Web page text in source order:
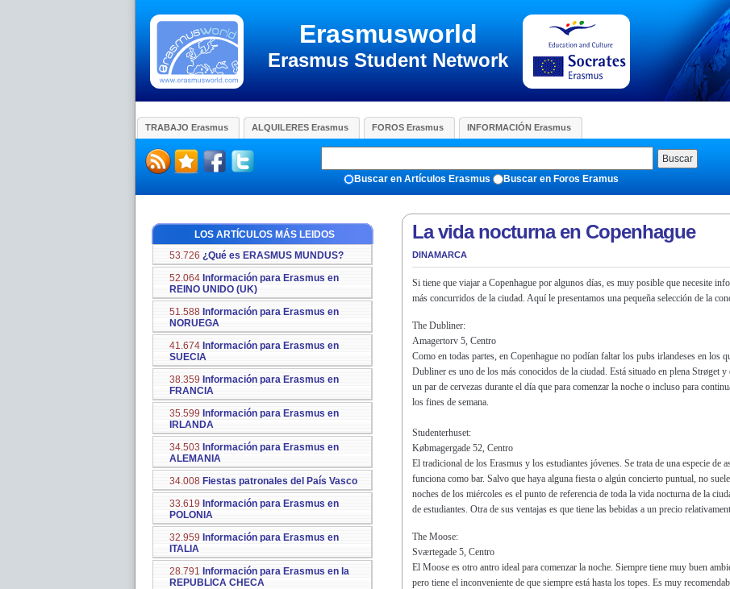
Erasmusworld
Erasmus Student Network
TRABAJO Erasmus ALQUILERES Erasmus FOROS Erasmus INFORMACIÓN Erasmus
Buscar
Buscar en Artículos Erasmus
Buscar en Foros Eramus
LOS ARTÍCULOS MÁS LEIDOS
53.726 ¿Qué es ERASMUS MUNDUS?
52.064 Información para Erasmus en
REINO UNIDO (UK)
51.588 Información para Erasmus en
NORUEGA
41.674 Información para Erasmus en
SUECIA
38.359 Información para Erasmus en
FRANCIA
35.599 Información para Erasmus en
IRLANDA
34.503 Información para Erasmus en
ALEMANIA
34.008 Fiestas patronales del País Vasco
33.619 Información para Erasmus en
POLONIA
32.959 Información para Erasmus en
ITALIA
28.791 Información para Erasmus en la
REPUBLICA CHECA
La vida nocturna en Copenhague
DINAMARCA
Si tiene que viajar a Copenhague por algunos días, es muy posible que necesite
más concurridos de la ciudad. Aquí le presentamos una pequeña selección de la
The Dubliner:
Amagertorv 5, Centro
Como en todas partes, en Copenhague no podían faltar los pubs irlandeses en los
Dubliner es uno de los más conocidos de la ciudad. Está situado en plena Strøget
un par de cervezas durante el día que para comenzar la noche o incluso para
los fines de semana.
Studenterhuset:
Købmagergade 52, Centro
El tradicional de los Erasmus y los estudiantes jóvenes. Se trata de una especie de
funciona como bar. Salvo que haya alguna fiesta o algún concierto puntual, no
noches de los miércoles es el punto de referencia de toda la vida nocturna de la
de estudiantes. Otra de sus ventajas es que tiene las bebidas a un precio
The Moose:
Sværtegade 5, Centro
El Moose es otro antro ideal para comenzar la noche. Siempre tiene muy buen
pero tiene el inconveniente de que siempre está hasta los topes. Es muy